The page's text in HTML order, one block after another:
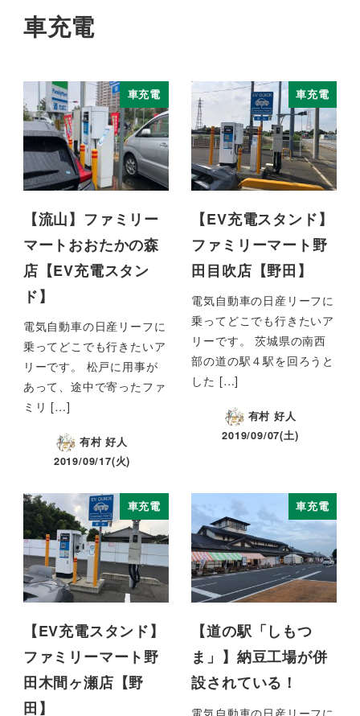
車充電
車充電
【流山】ファミリー
マートおおたかの森
店【EV充電スタン
ド】
電気自動車の日産リーフに
乗ってどこでも行きたいア
リーです。 松戸に用事が
あって、途中で寄ったファ
ミリ […]
有村 好人
2019/09/17(火)
車充電
【EV充電スタンド】
ファミリーマート野
田目吹店【野田】
電気自動車の日産リーフに
乗ってどこでも行きたいア
リーです。 茨城県の南西
部の道の駅４駅を回ろうと
した […]
有村 好人
2019/09/07(土)
車充電
【EV充電スタンド】
ファミリーマート野
田木間ヶ瀬店【野
田】
車充電
【道の駅「しもつ
ま」】納豆工場が併
設されている！
電気自動車の日産リーフに